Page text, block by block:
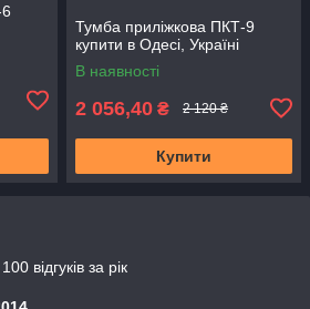
Тумба приліжкова ПКТ-9
купити в Одесі, Україні
В наявності
2 056,40 ₴ 2 120 ₴
Купити
відгуків за рік